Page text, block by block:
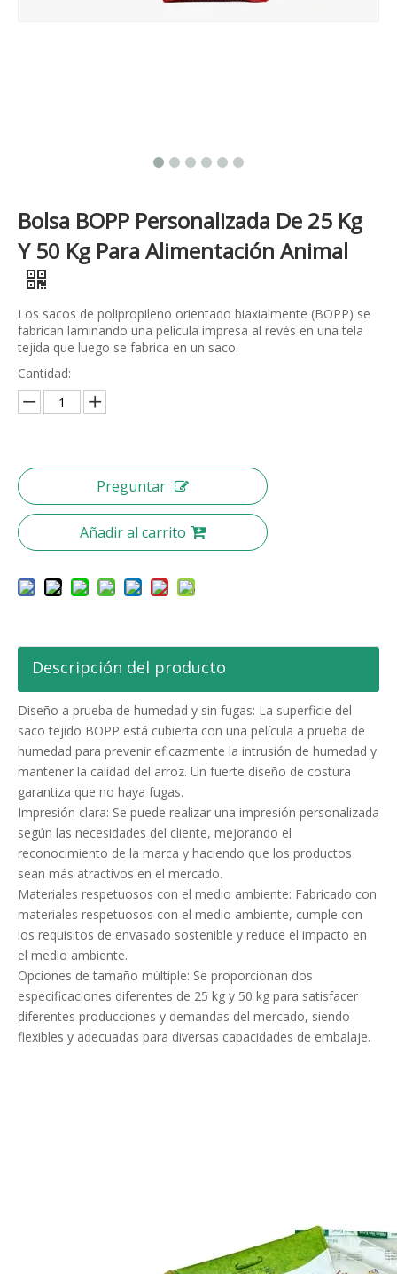
Bolsa BOPP Personalizada De 25 Kg
Y 50 Kg Para Alimentación Animal
Los sacos de polipropileno orientado biaxialmente (BOPP) se
fabrican laminando una película impresa al revés en una tela
tejida que luego se fabrica en un saco.
Cantidad:
Preguntar
Añadir al carrito
Descripción del producto
Diseño a prueba de humedad y sin fugas: La superficie del
saco tejido BOPP está cubierta con una película a prueba de
humedad para prevenir eficazmente la intrusión de humedad y
mantener la calidad del arroz. Un fuerte diseño de costura
garantiza que no haya fugas.
Impresión clara: Se puede realizar una impresión personalizada
según las necesidades del cliente, mejorando el
reconocimiento de la marca y haciendo que los productos
sean más atractivos en el mercado.
Materiales respetuosos con el medio ambiente: Fabricado con
materiales respetuosos con el medio ambiente, cumple con
los requisitos de envasado sostenible y reduce el impacto en
el medio ambiente.
Opciones de tamaño múltiple: Se proporcionan dos
especificaciones diferentes de 25 kg y 50 kg para satisfacer
diferentes producciones y demandas del mercado, siendo
flexibles y adecuadas para diversas capacidades de embalaje.